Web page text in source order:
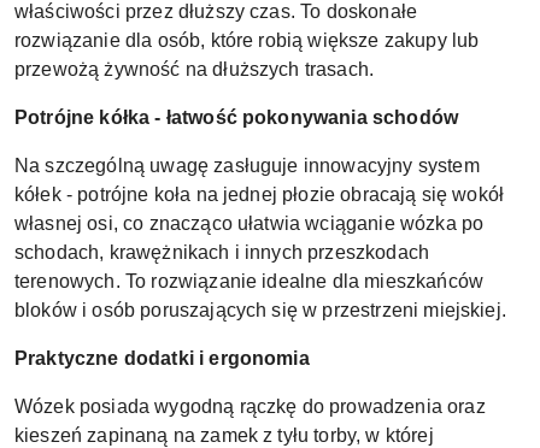
właściwości przez dłuższy czas. To doskonałe
rozwiązanie dla osób, które robią większe zakupy lub
przewożą żywność na dłuższych trasach.
Potrójne kółka - łatwość pokonywania schodów
Na szczególną uwagę zasługuje innowacyjny system
kółek - potrójne koła na jednej płozie obracają się wokół
własnej osi, co znacząco ułatwia wciąganie wózka po
schodach, krawężnikach i innych przeszkodach
terenowych. To rozwiązanie idealne dla mieszkańców
bloków i osób poruszających się w przestrzeni miejskiej.
Praktyczne dodatki i ergonomia
Wózek posiada wygodną rączkę do prowadzenia oraz
kieszeń zapinaną na zamek z tyłu torby, w której